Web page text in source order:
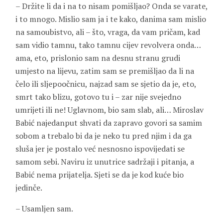
– Držite li da i na to nisam pomišljao? Onda se varate,
i to mnogo. Mislio sam ja i te kako, danima sam mislio
na samoubistvo, ali – što, vraga, da vam pričam, kad
sam vidio tamnu, tako tamnu cijev revolvera onda…
ama, eto, prislonio sam na desnu stranu grudi
umjesto na lijevu, zatim sam se premišljao da li na
čelo ili sljepoočnicu, najzad sam se sjetio da je, eto,
smrt tako blizu, gotovo tu i – zar nije svejedno
umrijeti ili ne! Uglavnom, bio sam slab, ali… Miroslav
Babić najedanput shvati da zapravo govori sa samim
sobom a trebalo bi da je neko tu pred njim i da ga
sluša jer je postalo već nesnosno ispovijedati se
samom sebi. Naviru iz unutrice sadržaji i pitanja, a
Babić nema prijatelja. Sjeti se da je kod kuće bio
jedinče.
– Usamljen sam.